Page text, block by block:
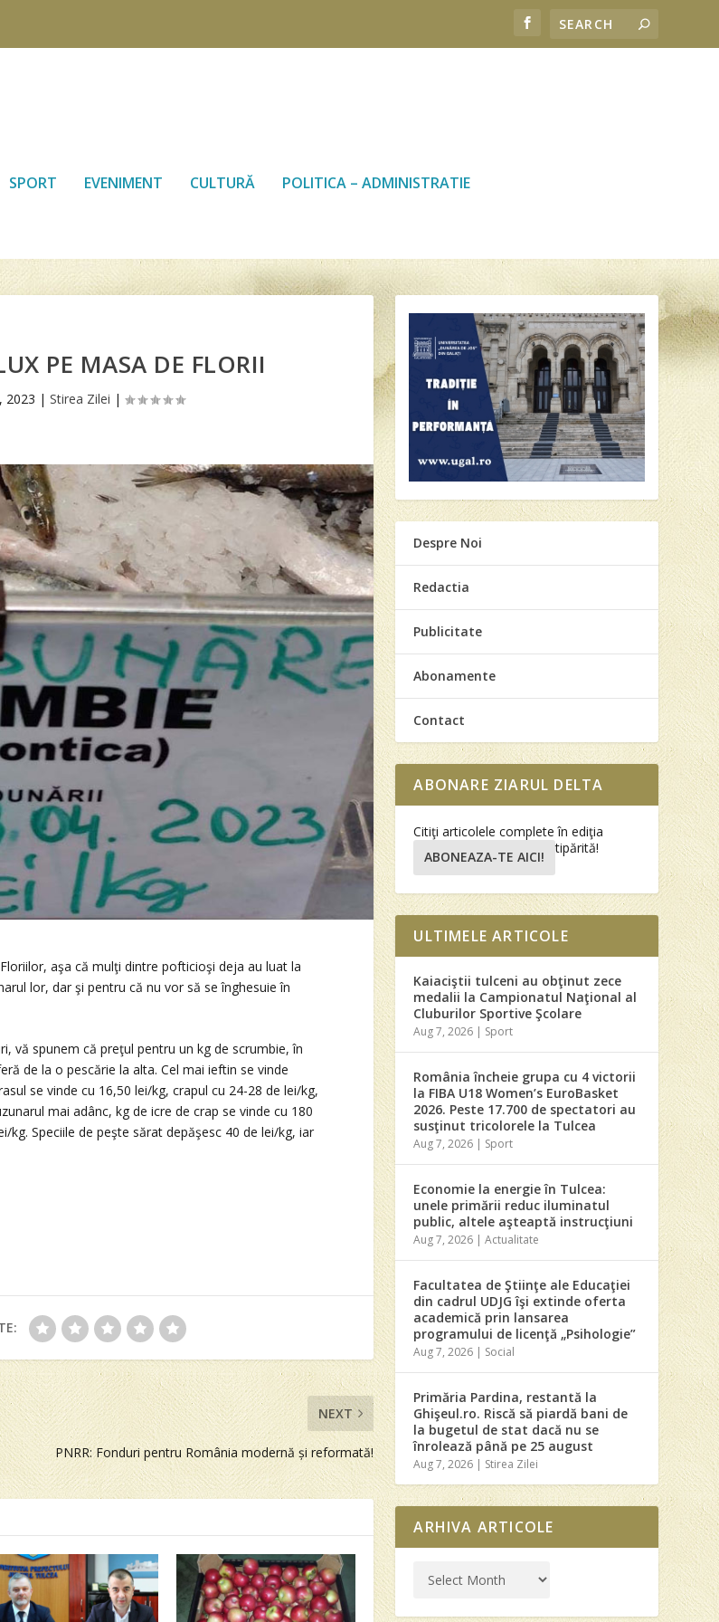
SPORT EVENIMENT CULTURĂ POLITICA – ADMINISTRATIE
PE MASA DE FLORII
2023 | Stirea Zilei |
aşa că mulţi dintre pofticioşi deja au luat la
lor, dar şi pentru că nu vor să se înghesuie în
vă spunem că preţul pentru un kg de scrumbie, în
de la o pescărie la alta. Cel mai ieftin se vinde
se vinde cu 16,50 lei/kg, crapul cu 24-28 de lei/kg,
mai adânc, kg de icre de crap se vinde cu 180
Speciile de peşte sărat depăşesc 40 de lei/kg, iar
NEXT
PNRR: Fonduri pentru România modernă și reformată!
Despre Noi
Redactia
Publicitate
Abonamente
Contact
ABONARE ZIARUL DELTA
Citiţi articolele complete în ediţia
tipărită!
ABONEAZA-TE AICI!
ULTIMELE ARTICOLE
Kaiaciştii tulceni au obţinut zece
medalii la Campionatul Naţional al
Cluburilor Sportive Şcolare
Aug 7, 2026 | Sport
România încheie grupa cu 4 victorii
la FIBA U18 Women’s EuroBasket
2026. Peste 17.700 de spectatori au
susţinut tricolorele la Tulcea
Aug 7, 2026 | Sport
Economie la energie în Tulcea:
unele primării reduc iluminatul
public, altele aşteaptă instrucţiuni
Aug 7, 2026 |Actualitate
Facultatea de Ştiinţe ale Educaţiei
din cadrul UDJG îşi extinde oferta
academică prin lansarea
programului de licenţă „Psihologie”
Aug 7, 2026 | Social
Primăria Pardina, restantă la
Ghişeul.ro. Riscă să piardă bani de
la bugetul de stat dacă nu se
înrolează până pe 25 august
Aug 7, 2026 | Stirea Zilei
ARHIVA ARTICOLE